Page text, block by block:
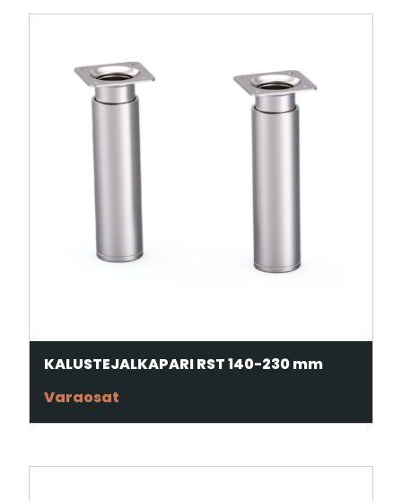
KALUSTEJALKAPARI RST 140-230 mm
Varaosat